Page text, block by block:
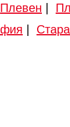
Плевен